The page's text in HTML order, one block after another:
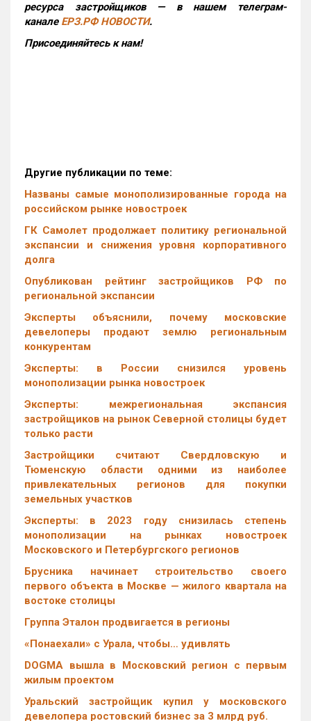
ресурса застройщиков — в нашем телеграм-
канале ЕРЗ.РФ НОВОСТИ.
Присоединяйтесь к нам!
Другие публикации по теме:
Названы самые монополизированные города на
российском рынке новостроек
ГК Самолет продолжает политику региональной
экспансии и снижения уровня корпоративного
долга
Опубликован рейтинг застройщиков РФ по
региональной экспансии
Эксперты объяснили, почему московские
девелоперы продают землю региональным
конкурентам
Эксперты: в России снизился уровень
монополизации рынка новостроек
Эксперты: межрегиональная экспансия
застройщиков на рынок Северной столицы будет
только расти
Застройщики считают Свердловскую и
Тюменскую области одними из наиболее
привлекательных регионов для покупки
земельных участков
Эксперты: в 2023 году снизилась степень
монополизации на рынках новостроек
Московского и Петербургского регионов
Брусника начинает строительство своего
первого объекта в Москве — жилого квартала на
востоке столицы
Группа Эталон продвигается в регионы
«Понаехали» с Урала, чтобы… удивлять
DOGMA вышла в Московский регион с первым
жилым проектом
Уральский застройщик купил у московского
девелопера ростовский бизнес за 3 млрд руб.